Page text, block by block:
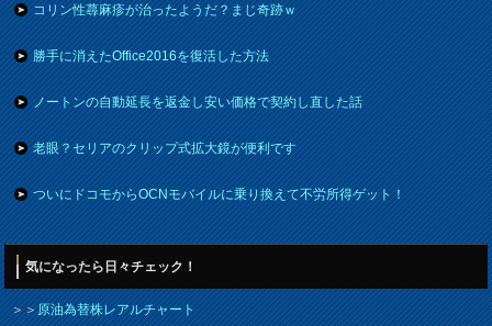
コリン性蕁麻疹が治ったようだ？まじ奇跡ｗ
勝手に消えたOffice2016を復活した方法
ノートンの自動延長を返金し安い価格で契約し直した話
老眼？セリアのクリップ式拡大鏡が便利です
ついにドコモからOCNモバイルに乗り換えて不労所得ゲット！
気になったら日々チェック！
＞＞原油為替株レアルチャート